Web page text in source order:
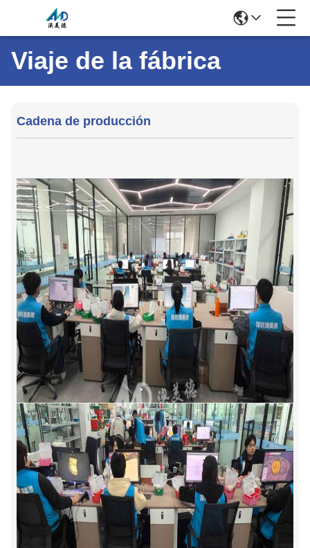
Viaje de la fábrica
Cadena de producción